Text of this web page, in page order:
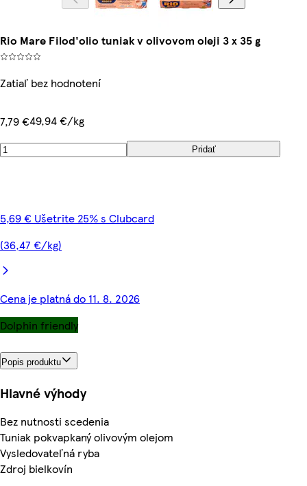
Rio Mare Filod'olio tuniak v olivovom oleji 3 x 35 g
Zatiaľ bez hodnotení
7,79 €49,94 €/kg
Pridať
5,69 € Ušetrite 25% s Clubcard
(36,47 €/kg)
Cena je platná do 11. 8. 2026
Dolphin friendly
Popis produktu
Hlavné výhody
Bez nutnosti scedenia
Tuniak pokvapkaný olivovým olejom
Vysledovateľná ryba
Zdroj bielkovín